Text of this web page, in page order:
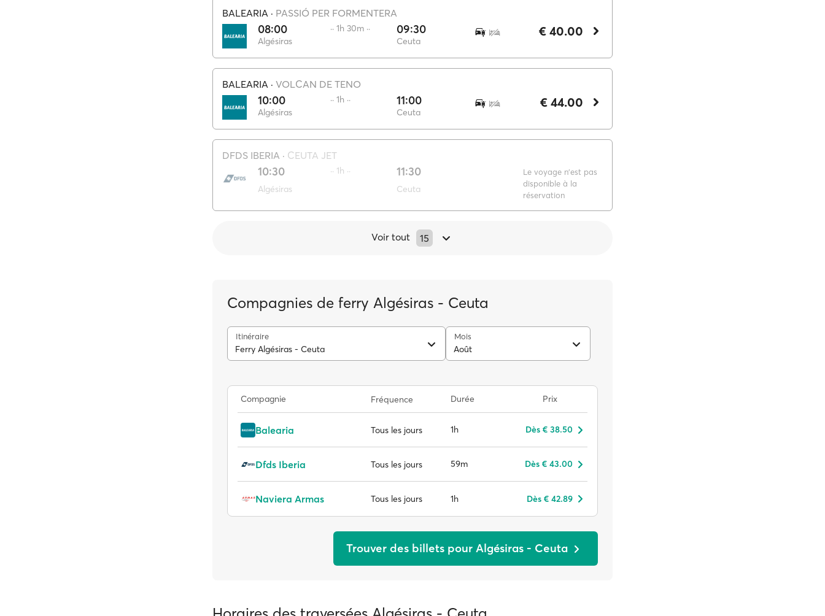
BALEARIA · PASSIÓ PER FORMENTERA
08:00
Algésiras
·· 1h 30m ·· 09:30
Ceuta
€ 40.00
BALEARIA · VOLCAN DE TENO
10:00
Algésiras
·· 1h ·· 11:00
Ceuta
€ 44.00
DFDS IBERIA · CEUTA JET
10:30
Algésiras
·· 1h ·· 11:30
Ceuta
Le voyage n'est pas
disponible à la
réservation
Voir tout 15
Compagnies de ferry Algésiras - Ceuta
Itinéraire
Ferry Algésiras - Ceuta
Mois
Août
Compagnie Fréquence Durée Prix
Balearia Tous les jours 1h Dès € 38.50
Dfds Iberia Tous les jours 59m Dès € 43.00
Naviera Armas Tous les jours 1h Dès € 42.89
Trouver des billets pour Algésiras - Ceuta